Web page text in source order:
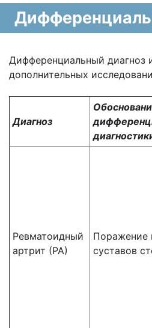
Дифференциальный диагноз
дополнительных
Диагноз
Ревматоидный
артрит (РА)
Поражение
суставов